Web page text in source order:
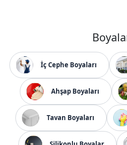
İç Cephe Boyaları
Ahşap Boyaları
Tavan Boyaları